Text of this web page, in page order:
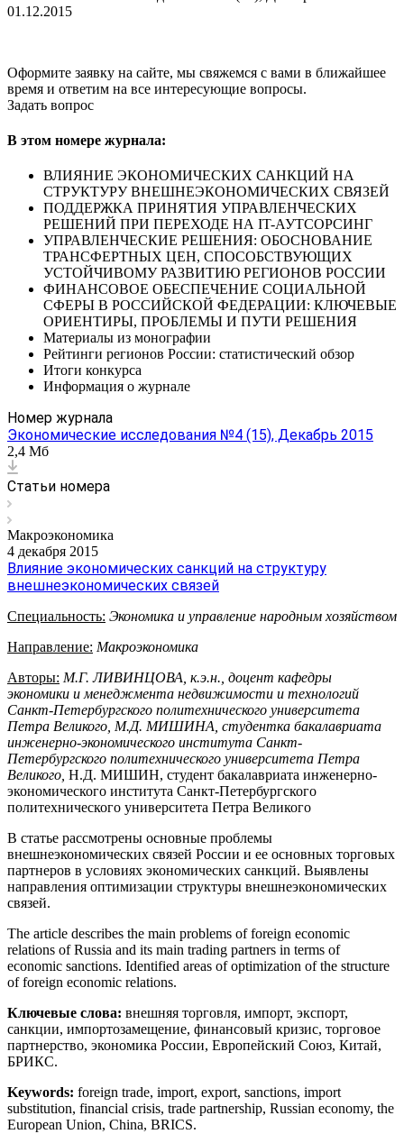
01.12.2015
Оформите заявку на сайте, мы свяжемся с вами в ближайшее
время и ответим на все интересующие вопросы.
Задать вопрос
В этом номере журнала:
ВЛИЯНИЕ ЭКОНОМИЧЕСКИХ САНКЦИЙ НА
СТРУКТУРУ ВНЕШНЕЭКОНОМИЧЕСКИХ СВЯЗЕЙ
ПОДДЕРЖКА ПРИНЯТИЯ УПРАВЛЕНЧЕСКИХ
РЕШЕНИЙ ПРИ ПЕРЕХОДЕ НА IT-АУТСОРСИНГ
УПРАВЛЕНЧЕСКИЕ РЕШЕНИЯ: ОБОСНОВАНИЕ
ТРАНСФЕРТНЫХ ЦЕН, СПОСОБСТВУЮЩИХ
УСТОЙЧИВОМУ РАЗВИТИЮ РЕГИОНОВ РОССИИ
ФИНАНСОВОЕ ОБЕСПЕЧЕНИЕ СОЦИАЛЬНОЙ
СФЕРЫ В РОССИЙСКОЙ ФЕДЕРАЦИИ: КЛЮЧЕВЫЕ
ОРИЕНТИРЫ, ПРОБЛЕМЫ И ПУТИ РЕШЕНИЯ
Материалы из монографии
Рейтинги регионов России: статистический обзор
Итоги конкурса
Информация о журнале
Номер журнала
Экономические исследования №4 (15), Декабрь 2015
2,4 Мб
Статьи номера
Макроэкономика
4 декабря 2015
Влияние экономических санкций на структуру
внешнеэкономических связей
Специальность: Экономика и управление народным хозяйством
Направление: Макроэкономика
Авторы: М.Г. ЛИВИНЦОВА, к.э.н., доцент кафедры
экономики и менеджмента недвижимости и технологий
Санкт-Петербургского политехнического университета
Петра Великого, М.Д. МИШИНА, студентка бакалавриата
инженерно-экономического института Санкт-
Петербургского политехнического университета Петра
Великого, Н.Д. МИШИН, студент бакалавриата инженерно-
экономического института Санкт-Петербургского
политехнического университета Петра Великого
В статье рассмотрены основные проблемы
внешнеэкономических связей России и ее основных торговых
партнеров в условиях экономических санкций. Выявлены
направления оптимизации структуры внешнеэкономических
связей.
The article describes the main problems of foreign economic
relations of Russia and its main trading partners in terms of
economic sanctions. Identified areas of optimization of the structure
of foreign economic relations.
Ключевые слова: внешняя торговля, импорт, экспорт,
санкции, импортозамещение, финансовый кризис, торговое
партнерство, экономика России, Европейский Союз, Китай,
БРИКС.
Keywords: foreign trade, import, export, sanctions, import
substitution, financial crisis, trade partnership, Russian economy, the
European Union, China, BRICS.